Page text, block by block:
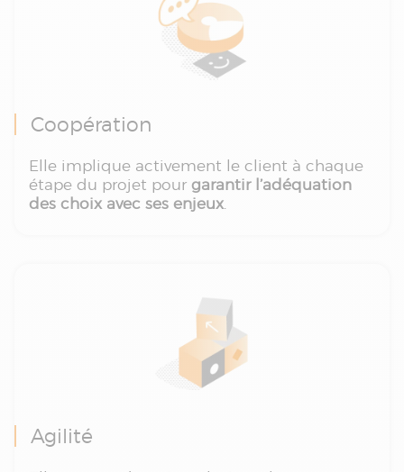
Coopération
Elle implique activement le client à chaque
étape du projet pour garantir l’adéquation
des choix avec ses enjeux.
Agilité